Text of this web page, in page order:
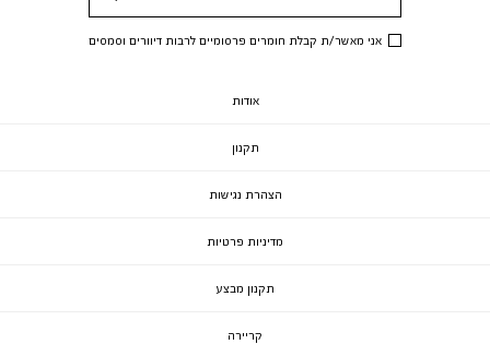
אני מאשר/ת קבלת חומרים פרסומיים לרבות דיוורים וסמסים
אודות
תקנון
הצהרת נגישות
מדיניות פרטיות
תקנון מבצע
קריירה